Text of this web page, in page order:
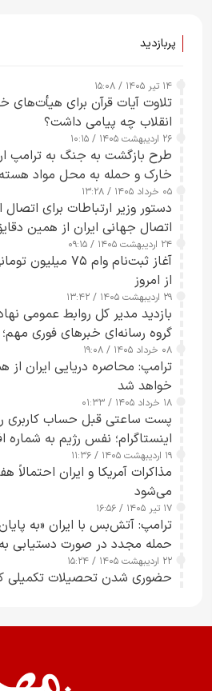
پربازدید
۱۴ تیر ۱۴۰۵ / ۱۵:۰۸
تلاوت آیات قرآن برای هیأت‌های
انقلاب چه پیامی داشت؟
۲۶ اردیبهشت ۱۴۰۵ / ۱۰:۱۵
طرح‌ بازگشت به جنگ به ترامپ
خارک و حمله به محل مواد
۰۵ خرداد ۱۴۰۵ / ۱۳:۲۸
دستور وزیر ارتباطات برای
اتصال جهانی ایران از همین
کامل مردم تا ۲۴ ساعت آینده
۲۴ اردیبهشت ۱۴۰۵ / ۰۹:۱۵
آغاز ثبت‌نام وام
از امروز
۲۹ اردیبهشت ۱۴۰۵ / ۱۳:۴۲
بازدید مدیر کل روابط عمومی
گروه رسانه‌ای خبرهای فوری
رسانه‌های هوشمند و مسئول در
۰۸ خرداد ۱۴۰۵ / ۱۹:۰۸
ترامپ: محاصره دریایی ایران از
خواهد شد
۱۸ خرداد ۱۴۰۵ / ۰۱:۳۳
پست ساعتی قبل حساب کاربری
اینستاگرام؛ نفس رژیم به شماره
۱۹ اردیبهشت ۱۴۰۵ / ۱۱:۳۶
مذاکرات آمریکا و ایران احتمالاً
می‌شود
۱۷ تیر ۱۴۰۵ / ۱۶:۵۶
ترامپ: آتش‌بس با ایران «به
حمله مجدد در صورت دستیابی
۲۲ اردیبهشت ۱۴۰۵ / ۱۵:۲۴
حضوری شدن تحصیلات تکمیلی